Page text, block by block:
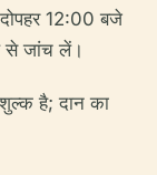
12:00 बजे
से जांच लें।
है; दान का